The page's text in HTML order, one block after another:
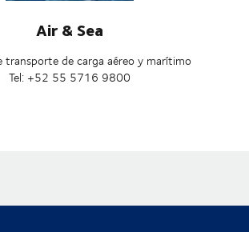
Air & Sea
transporte de carga aéreo y marítimo
Tel: +52 55 5716 9800